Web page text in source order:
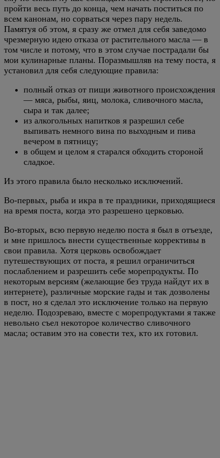
пройти весь путь до конца, чем начать поститься по
всем канонам, но сорваться через пару недель.
Памятуя об этом, я сразу же отмел для себя заведомо
чрезмерную идею отказа от растительного масла — в
том числе и потому, что в этом случае пострадали бы
мои кулинарные планы. Поразмышляв на тему поста, я
установил для себя следующие правила:
полный отказ от пищи животного происхождения
— мяса, рыбы, яиц, молока, сливочного масла,
сыра и так далее;
из алкогольных напитков я разрешил себе
выпивать немного вина по выходным и пива
вечером в пятницу;
в общем и целом я старался обходить стороной
сладкое.
Из этого правила было несколько исключений.
Во-первых, рыба и икра в те праздники, приходящиеся
на время поста, когда это разрешено церковью.
Во-вторых, всю первую неделю поста я был в отъезде,
и мне пришлось внести существенные коррективы в
свои правила. Хотя церковь освобождает
путешествующих от поста, я решил ограничиться
послаблением и разрешить себе морепродукты. По
некоторым версиям (желающие без труда найдут их в
интернете), различные морские гады и так дозволены
в пост, но я сделал это исключение только на первую
неделю. Подозреваю, вместе с морепродуктами я также
невольно съел некоторое количество сливочного
масла; оставим это на совести тех, кто их готовил.